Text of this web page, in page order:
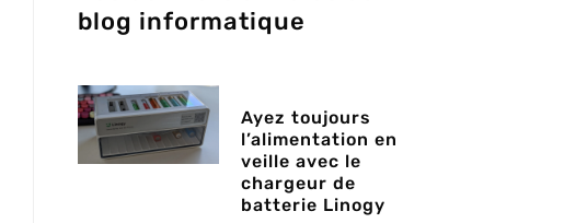
blog informatique
Ayez toujours
l’alimentation en
veille avec le
chargeur de
batterie Linogy